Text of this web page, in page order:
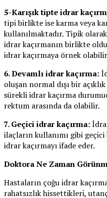
5-Karışık tipte idrar
tipi birlikte ise karma veya
kullanılmaktadır. Tipik
idrar kaçırmanın birlikte
idrar kaçırmaya örnek
6. Devamlı idrar kaçırma:
oluşan normal dışı bir
sürekli idrar kaçırma
rektum arasında da olabilir.
7. Geçici idrar kaçırma:
ilaçların kullanımı gibi
idrar kaçırmayı ifade eder.
Doktora Ne Zaman
Hastaların çoğu idrar
rahatsızlık hissettikleri,